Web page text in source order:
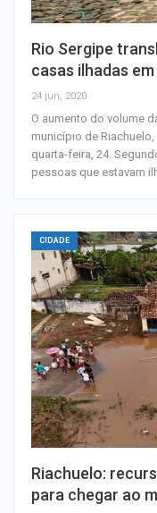
Rio Sergipe
casas ilhadas
24 jun, 2020
O aumento do volume
município de
quarta-feira, 24.
pessoas que estavam
CIDADE
Riachuelo:
para chegar ao